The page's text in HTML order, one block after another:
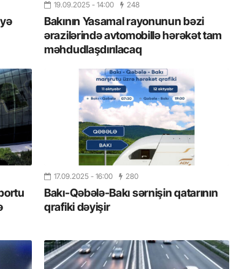
19.09.2025 - 14:00 248
Bakının Yasamal rayonunun bəzi
ərazilərində avtomobillə hərəkət tam
məhdudlaşdırılacaq
17.09.2025 - 16:00 280
Bakı-Qəbələ-Bakı sərnişin qatarının
qrafiki dəyişir